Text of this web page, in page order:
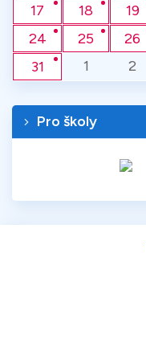
17
18 19
24
25 26
31
1 2
Pro školy